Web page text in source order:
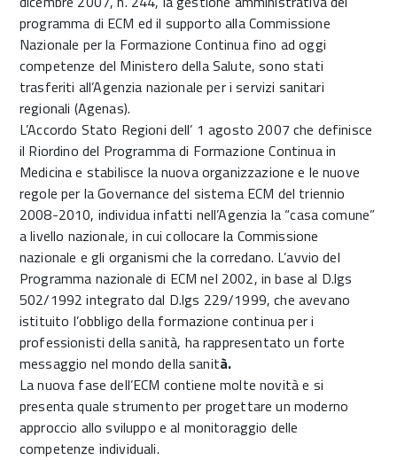
programma di ECM ed il supporto alla Commissione
Nazionale per la Formazione Continua fino ad oggi
competenze del Ministero della Salute, sono stati
trasferiti all’Agenzia nazionale per i servizi sanitari
regionali (Agenas).
L’Accordo Stato Regioni dell’ 1 agosto 2007 che definisce
il Riordino del Programma di Formazione Continua in
Medicina e stabilisce la nuova organizzazione e le nuove
regole per la Governance del sistema ECM del triennio
2008-2010, individua infatti nell’Agenzia la “casa comune”
a livello nazionale, in cui collocare la Commissione
nazionale e gli organismi che la corredano. L’avvio del
Programma nazionale di ECM nel 2002, in base al D.lgs
502/1992 integrato dal D.lgs 229/1999, che avevano
istituito l’obbligo della formazione continua per i
professionisti della sanità, ha rappresentato un forte
messaggio nel mondo della sanità.
La nuova fase dell’ECM contiene molte novità e si
presenta quale strumento per progettare un moderno
approccio allo sviluppo e al monitoraggio delle
competenze individuali.